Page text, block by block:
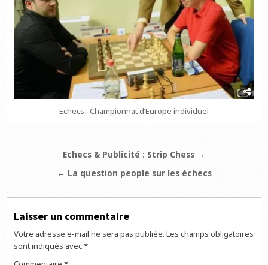
Echecs : Championnat d’Europe individuel
NavigationEchecs & Publicité : Strip Chess →
← La question people sur les échecs
Laisser un commentaire
Votre adresse e-mail ne sera pas publiée. Les champs obligatoires
sont indiqués avec*